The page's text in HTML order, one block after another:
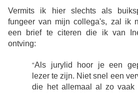
Vermits ik hier slechts als
fungeer van mijn collega's, zal ik
een brief te citeren die ik van
ontving:
“Als jurylid hoor je een
lezer te zijn. Niet snel een
die het allemaal al zo vaak